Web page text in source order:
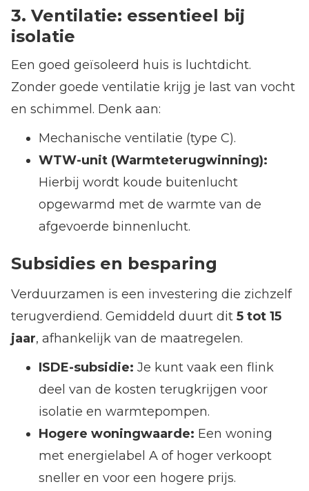
3. Ventilatie: essentieel bij
isolatie
Een goed geïsoleerd huis is luchtdicht.
Zonder goede ventilatie krijg je last van vocht
en schimmel. Denk aan:
Mechanische ventilatie (type C).
WTW-unit (Warmteterugwinning):
Hierbij wordt koude buitenlucht
opgewarmd met de warmte van de
afgevoerde binnenlucht.
Subsidies en besparing
Verduurzamen is een investering die zichzelf
terugverdiend. Gemiddeld duurt dit 5 tot 15
jaar, afhankelijk van de maatregelen.
ISDE-subsidie: Je kunt vaak een flink
deel van de kosten terugkrijgen voor
isolatie en warmtepompen.
Hogere woningwaarde: Een woning
met energielabel A of hoger verkoopt
sneller en voor een hogere prijs.